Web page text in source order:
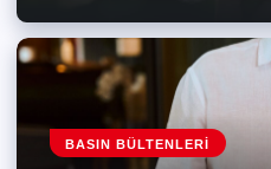
BASIN BÜLTENLERI